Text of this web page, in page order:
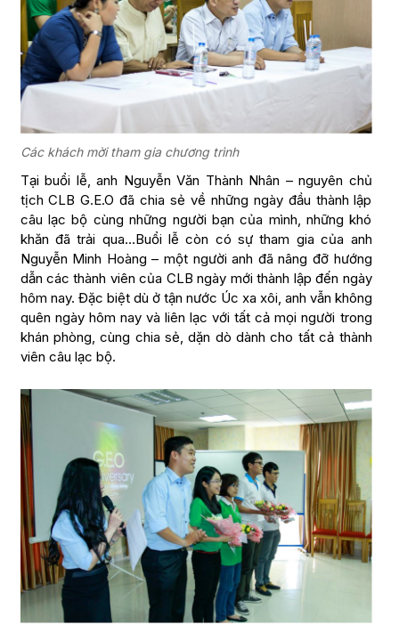
Các khách mời tham gia chương trình
Tại buổi lễ, anh Nguyễn Văn Thành Nhân – nguyên chủ
tịch CLB G.E.O đã chia sẻ về những ngày đầu thành lập
câu lạc bộ cùng những người bạn của mình, những khó
khăn đã trải qua…Buổi lễ còn có sự tham gia của anh
Nguyễn Minh Hoàng – một người anh đã nâng đỡ hướng
dẫn các thành viên của CLB ngày mới thành lập đến ngày
hôm nay. Đặc biệt dù ở tận nước Úc xa xôi, anh vẫn không
quên ngày hôm nay và liên lạc với tất cả mọi người trong
khán phòng, cùng chia sẻ, dặn dò dành cho tất cả thành
viên câu lạc bộ.